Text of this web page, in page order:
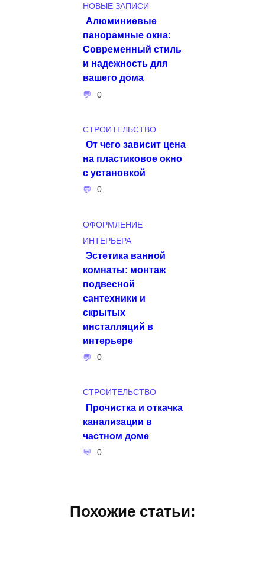
НОВЫЕ ЗАПИСИ
Алюминиевые
панорамные окна:
Современный стиль
и надежность для
вашего дома
0
СТРОИТЕЛЬСТВО
От чего зависит цена
на пластиковое окно
с установкой
0
ОФОРМЛЕНИЕ
ИНТЕРЬЕРА
Эстетика ванной
комнаты: монтаж
подвесной
сантехники и
скрытых
инсталляций в
интерьере
0
СТРОИТЕЛЬСТВО
Прочистка и откачка
канализации в
частном доме
0
Похожие статьи: